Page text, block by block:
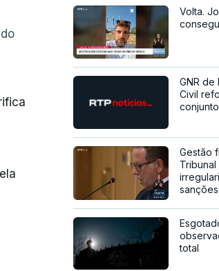
Volta.
GNR de
Civil
Gestão
sanções
total